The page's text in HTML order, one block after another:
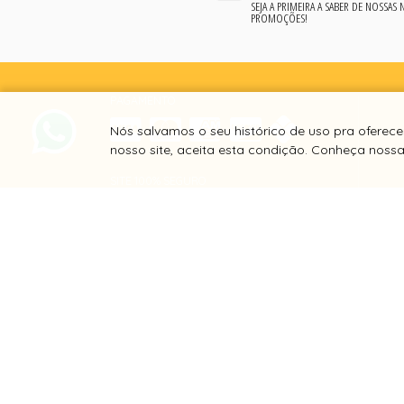
SEJA A PRIMEIRA A SABER DE NOSSAS
PROMOÇÕES!
Nós salvamos o seu histórico de uso pra
nosso site, aceita esta condição. Conheça nossa